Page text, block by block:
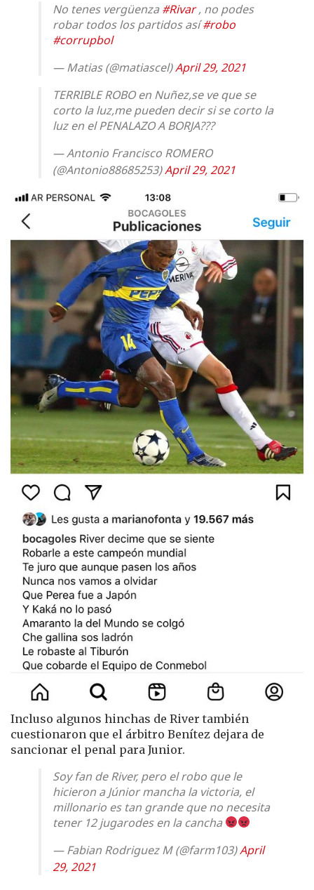
No tenes vergüenza#Rivar, no podes
robar todos los partidos así#robo
#corrupbol
— Matias (@matiascel)April 29, 2021
TERRIBLE ROBO en Nuñez,se ve que se
corto la luz,me pueden decir si se corto la
luz en el PENALAZO A BORJA???
— Antonio Francisco ROMERO
(@Antonio88685253)April 29, 2021
Incluso algunos hinchas de River también
cuestionaron que el árbitro Benítez dejara de
sancionar el penal para Junior.
Soy fan de River, pero el robo que le
hicieron a Júnior mancha la victoria, el
millonario es tan grande que no necesita
tener 12 jugarodes en la cancha
— Fabian Rodriguez M (@farm103)April
29, 2021